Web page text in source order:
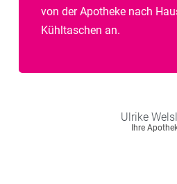
von der Apotheke nach
Kühltaschen an.
Ulrike
Ihre